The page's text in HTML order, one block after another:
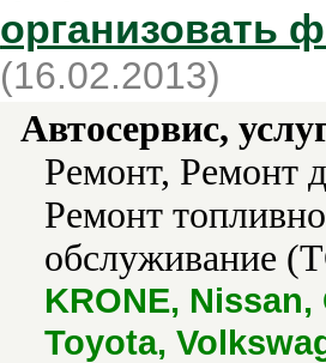
организовать
(16.02.2013)
Автосервис,
Ремонт, Ремонт
Ремонт
обслуживание
KRONE,
Toyota,